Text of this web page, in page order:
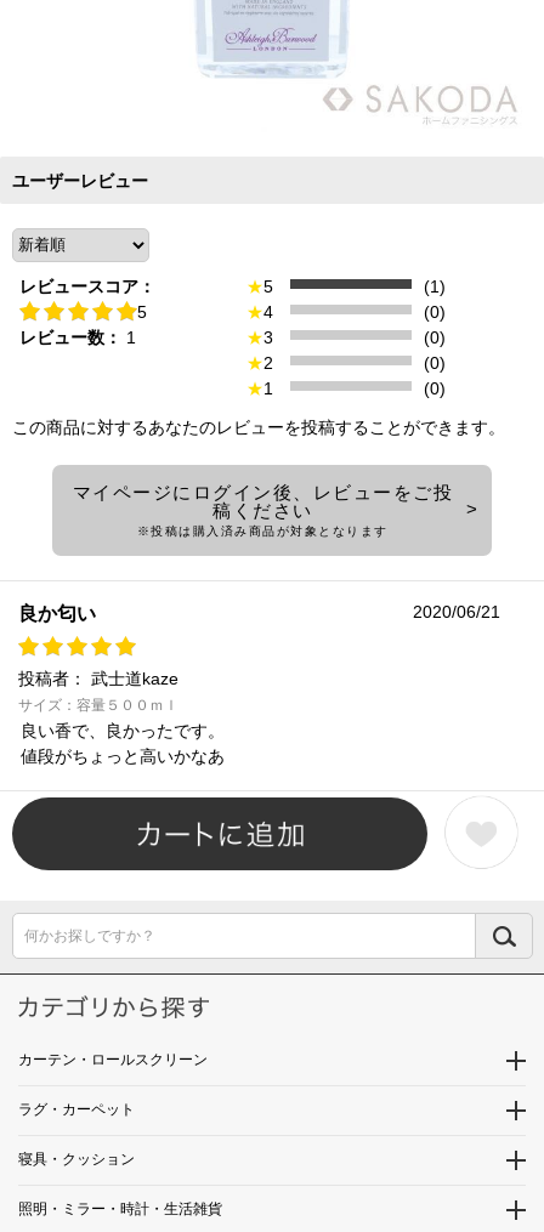
ユーザーレビュー
レビュースコア：
5
レビュー数：
1
★5
(1)
★4
(0)
★3
(0)
★2
(0)
★1
(0)
この商品に対するあなたのレビューを投稿することができます。
マイページにログイン後、レビューをご投
稿ください
※投稿は購入済み商品が対象となります
良か匂い 2020/06/21
投稿者： 武士道kaze
サイズ：容量５００ｍｌ
良い香で、良かったです。
値段がちょっと高いかなあ
何かお探しですか？
カーテン・ロールスクリーン
ラグ・カーペット
寝具・クッション
照明・ミラー・時計・生活雑貨